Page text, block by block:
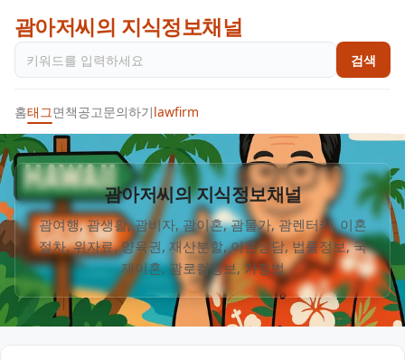
괌아저씨의 지식정보채널
검색
홈태그면책공고문의하기lawfirm
괌아저씨의 지식정보채널
괌여행, 괌생활, 괌비자, 괌이혼, 괌물가, 괌렌터카, 이혼
절차, 위자료, 양육권, 재산분할, 이혼상담, 법률정보, 국
제이혼, 괌로컬정보, 가정법